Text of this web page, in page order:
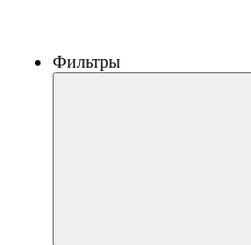
Фильтры